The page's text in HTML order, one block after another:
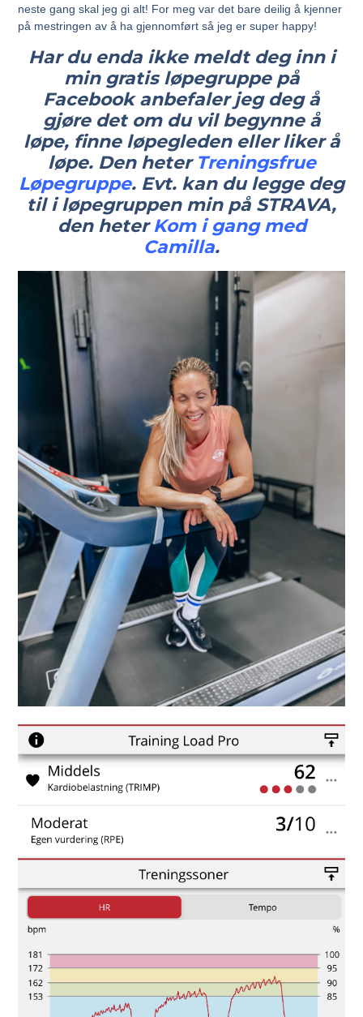
neste gang skal jeg gi alt! For meg var det bare deilig å kjenner
på mestringen av å ha gjennomført så jeg er super happy!
Har du enda ikke meldt deg inn i
min gratis løpegruppe på
Facebook anbefaler jeg deg å
gjøre det om du vil begynne å
løpe, finne løpegleden eller liker å
løpe. Den heter Treningsfrue
Løpegruppe. Evt. kan du legge deg
til i løpegruppen min på STRAVA,
den heterKom i gang med
Camilla.